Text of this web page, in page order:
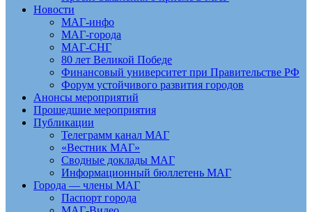
Новости
МАГ-инфо
МАГ-города
МАГ-СНГ
80 лет Великой Победе
Финансовый университет при Правительстве РФ
Форум устойчивого развития городов
Анонсы мероприятий
Прошедшие мероприятия
Публикации
Телеграмм канал МАГ
«Вестник МАГ»
Сводные доклады МАГ
Информационный бюллетень МАГ
Города — члены МАГ
Паспорт города